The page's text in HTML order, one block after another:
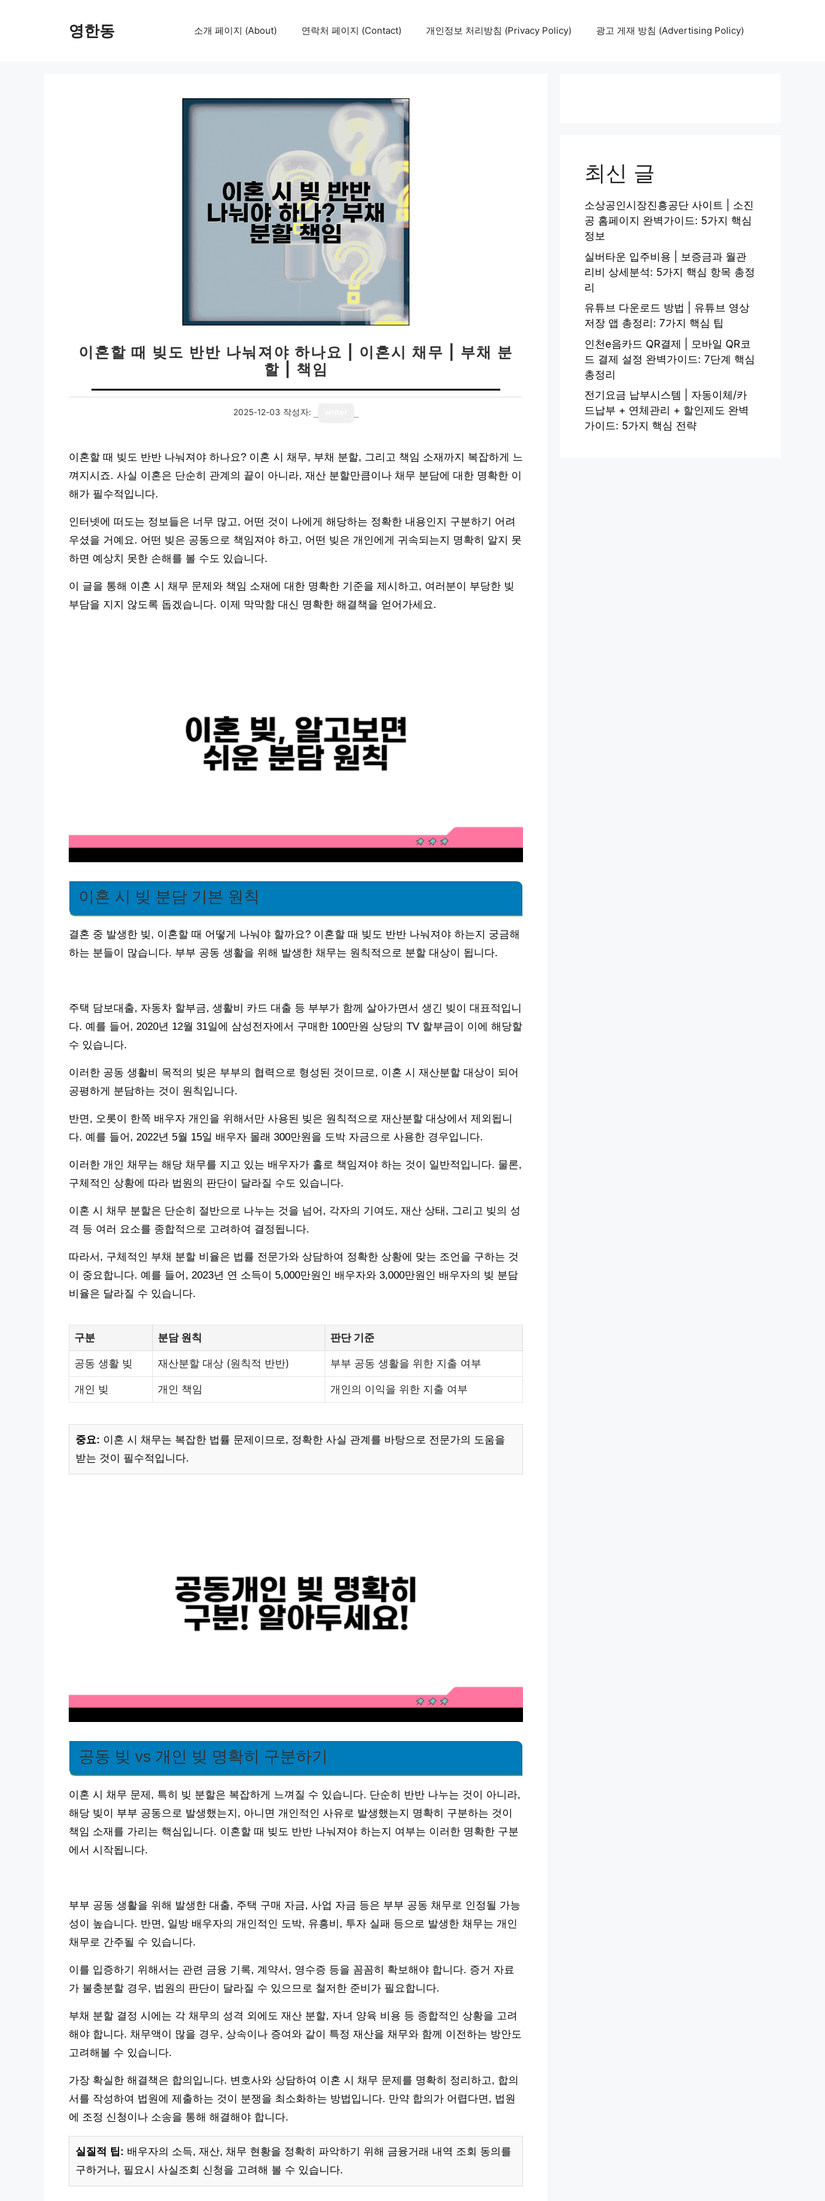
영한동 소개 페이지 (About) 연락처 페이지 (Contact) 개인정보 처리방침 (Privacy Policy) 광고 게재 방침 (Advertising Policy)
이혼할 때 빚도 반반 나눠져야 하나요 | 이혼시 채무 | 부채 분
할 | 책임
2025-12-03 작성자:
이혼할 때 빚도 반반 나눠져야 하나요? 이혼 시 채무, 부채 분할, 그리고 책임 소재까지 복잡하게 느
껴지시죠. 사실 이혼은 단순히 관계의 끝이 아니라, 재산 분할만큼이나 채무 분담에 대한 명확한 이
해가 필수적입니다.
인터넷에 떠도는 정보들은 너무 많고, 어떤 것이 나에게 해당하는 정확한 내용인지 구분하기 어려
우셨을 거예요. 어떤 빚은 공동으로 책임져야 하고, 어떤 빚은 개인에게 귀속되는지 명확히 알지 못
하면 예상치 못한 손해를 볼 수도 있습니다.
이 글을 통해 이혼 시 채무 문제와 책임 소재에 대한 명확한 기준을 제시하고, 여러분이 부당한 빚
부담을 지지 않도록 돕겠습니다. 이제 막막함 대신 명확한 해결책을 얻어가세요.
이혼 시 빚 분담 기본 원칙
결혼 중 발생한 빚, 이혼할 때 어떻게 나눠야 할까요? 이혼할 때 빚도 반반 나눠져야 하는지 궁금해
하는 분들이 많습니다. 부부 공동 생활을 위해 발생한 채무는 원칙적으로 분할 대상이 됩니다.
주택 담보대출, 자동차 할부금, 생활비 카드 대출 등 부부가 함께 살아가면서 생긴 빚이 대표적입니
다. 예를 들어, 2020년 12월 31일에 삼성전자에서 구매한 100만원 상당의 TV 할부금이 이에 해당할
수 있습니다.
이러한 공동 생활비 목적의 빚은 부부의 협력으로 형성된 것이므로, 이혼 시 재산분할 대상이 되어
공평하게 분담하는 것이 원칙입니다.
반면, 오롯이 한쪽 배우자 개인을 위해서만 사용된 빚은 원칙적으로 재산분할 대상에서 제외됩니
다. 예를 들어, 2022년 5월 15일 배우자 몰래 300만원을 도박 자금으로 사용한 경우입니다.
이러한 개인 채무는 해당 채무를 지고 있는 배우자가 홀로 책임져야 하는 것이 일반적입니다. 물론,
구체적인 상황에 따라 법원의 판단이 달라질 수도 있습니다.
이혼 시 채무 분할은 단순히 절반으로 나누는 것을 넘어, 각자의 기여도, 재산 상태, 그리고 빚의 성
격 등 여러 요소를 종합적으로 고려하여 결정됩니다.
따라서, 구체적인 부채 분할 비율은 법률 전문가와 상담하여 정확한 상황에 맞는 조언을 구하는 것
이 중요합니다. 예를 들어, 2023년 연 소득이 5,000만원인 배우자와 3,000만원인 배우자의 빚 분담
비율은 달라질 수 있습니다.
구분 분담 원칙 판단 기준
공동 생활 빚 재산분할 대상 (원칙적 반반) 부부 공동 생활을 위한 지출 여부
개인 빚 개인 책임 개인의 이익을 위한 지출 여부
중요: 이혼 시 채무는 복잡한 법률 문제이므로, 정확한 사실 관계를 바탕으로 전문가의 도움을
받는 것이 필수적입니다.
공동 빚 vs 개인 빚 명확히 구분하기
이혼 시 채무 문제, 특히 빚 분할은 복잡하게 느껴질 수 있습니다. 단순히 반반 나누는 것이 아니라,
해당 빚이 부부 공동으로 발생했는지, 아니면 개인적인 사유로 발생했는지 명확히 구분하는 것이
책임 소재를 가리는 핵심입니다. 이혼할 때 빚도 반반 나눠져야 하는지 여부는 이러한 명확한 구분
에서 시작됩니다.
부부 공동 생활을 위해 발생한 대출, 주택 구매 자금, 사업 자금 등은 부부 공동 채무로 인정될 가능
성이 높습니다. 반면, 일방 배우자의 개인적인 도박, 유흥비, 투자 실패 등으로 발생한 채무는 개인
채무로 간주될 수 있습니다.
이를 입증하기 위해서는 관련 금융 기록, 계약서, 영수증 등을 꼼꼼히 확보해야 합니다. 증거 자료
가 불충분할 경우, 법원의 판단이 달라질 수 있으므로 철저한 준비가 필요합니다.
부채 분할 결정 시에는 각 채무의 성격 외에도 재산 분할, 자녀 양육 비용 등 종합적인 상황을 고려
해야 합니다. 채무액이 많을 경우, 상속이나 증여와 같이 특정 재산을 채무와 함께 이전하는 방안도
고려해볼 수 있습니다.
가장 확실한 해결책은 합의입니다. 변호사와 상담하여 이혼 시 채무 문제를 명확히 정리하고, 합의
서를 작성하여 법원에 제출하는 것이 분쟁을 최소화하는 방법입니다. 만약 합의가 어렵다면, 법원
에 조정 신청이나 소송을 통해 해결해야 합니다.
실질적 팁: 배우자의 소득, 재산, 채무 현황을 정확히 파악하기 위해 금융거래 내역 조회 동의를
구하거나, 필요시 사실조회 신청을 고려해 볼 수 있습니다.
최신 글
소상공인시장진흥공단 사이트 | 소진
공 홈페이지 완벽가이드: 5가지 핵심
정보
실버타운 입주비용 | 보증금과 월관
리비 상세분석: 5가지 핵심 항목 총정
리
유튜브 다운로드 방법 | 유튜브 영상
저장 앱 총정리: 7가지 핵심 팁
인천e음카드 QR결제 | 모바일 QR코
드 결제 설정 완벽가이드: 7단계 핵심
총정리
전기요금 납부시스템 | 자동이체/카
드납부 + 연체관리 + 할인제도 완벽
가이드: 5가지 핵심 전략